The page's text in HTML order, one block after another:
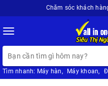
Chăm sóc khách
Toggle
navigation
Tìm nhanh: Máy hàn, Máy khoan,